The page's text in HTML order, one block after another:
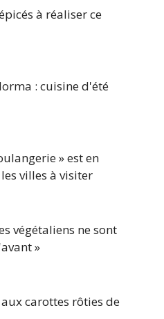
à réaliser ce
: cuisine d'été
» est en
villes à visiter
végétaliens ne sont
»
carottes rôties de